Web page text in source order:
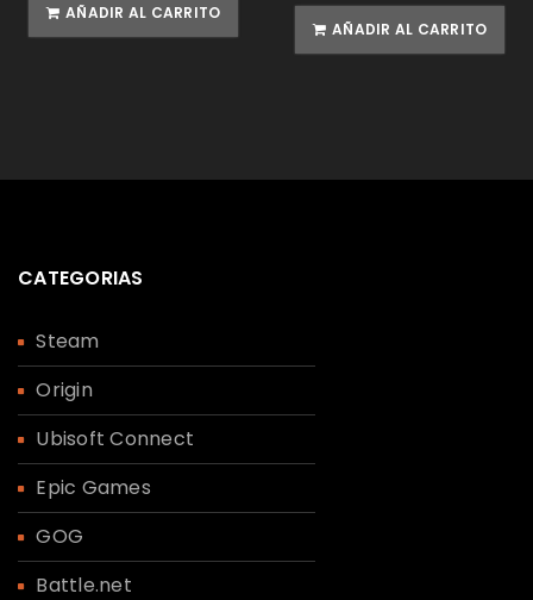
AÑADIR AL CARRITO
AÑADIR AL CARRITO
CATEGORIAS
Steam
Origin
Ubisoft Connect
Epic Games
GOG
Battle.net